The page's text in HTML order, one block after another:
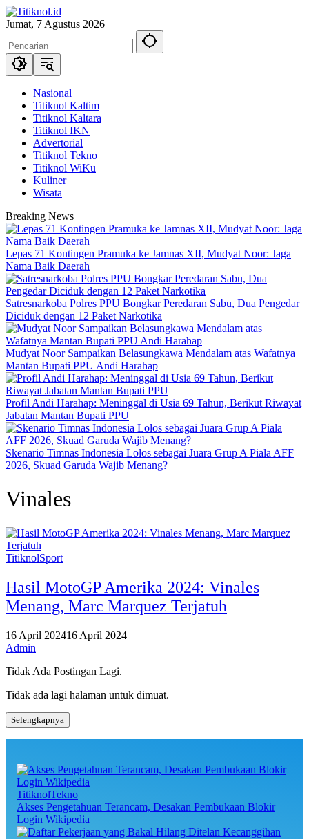
Langsung
ke
Jumat, 7 Agustus 2026
Nasional
Titiknol Kaltim
Titiknol Kaltara
Titiknol IKN
Advertorial
Titiknol Tekno
Titiknol WiKu
Kuliner
Wisata
Breaking News
Lepas 71 Kontingen Pramuka ke Jamnas XII, Mudyat Noor: Jaga
Nama Baik Daerah
Satresnarkoba Polres PPU Bongkar Peredaran Sabu, Dua Pengedar
Diciduk dengan 12 Paket Narkotika
Mudyat Noor Sampaikan Belasungkawa Mendalam atas Wafatnya
Mantan Bupati PPU Andi Harahap
Profil Andi Harahap: Meninggal di Usia 69 Tahun, Berikut Riwayat
Jabatan Mantan Bupati PPU
Skenario Timnas Indonesia Lolos sebagai Juara Grup A Piala AFF
2026, Skuad Garuda Wajib Menang?
Vinales
TitiknolSport
Hasil MotoGP Amerika 2024: Vinales
Menang, Marc Marquez Terjatuh
16 April 202416 April 2024
Admin
Tidak Ada Postingan Lagi.
Tidak ada lagi halaman untuk dimuat.
Selengkapnya
TitiknolTekno
Akses Pengetahuan Terancam, Desakan Pembukaan Blokir
Login Wikipedia